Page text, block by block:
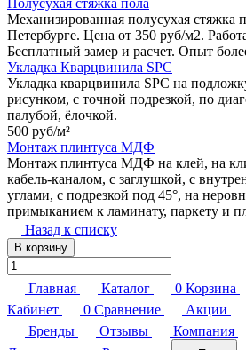
Полусухая стяжка пола
Механизированная полусухая стяжка
Петербурге. Цена от 350 руб/м2.
Бесплатный замер и расчет. Опыт
Укладка Кварцвинила SPC
Укладка кварцвинила SPC на
рисунком, с точной подрезкой, по
палубой, ёлочкой.
500 руб/м²
Монтаж плинтуса МДФ
Монтаж плинтуса МДФ на клей, на
кабель-каналом, с заглушкой, с
углами, с подрезкой под 45°, на
примыканием к ламинату, паркету и
Назад к списку
В корзину
Главная Каталог 0 Корзина
Кабинет
0 Сравнение Акции
Бренды
Отзывы Компания